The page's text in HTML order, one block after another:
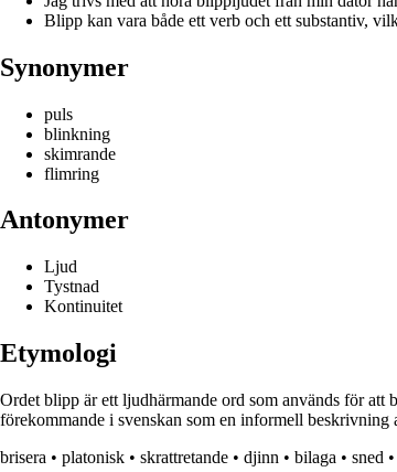
Blipp kan vara både ett verb och ett substantiv,
Synonymer
puls
blinkning
skimrande
flimring
Antonymer
Ljud
Tystnad
Kontinuitet
Etymologi
Ordet blipp är ett ljudhärmande ord som används för
förekommande i svenskan som en informell beskrivning
brisera • platonisk • skrattretande • djinn • bilaga • sned •